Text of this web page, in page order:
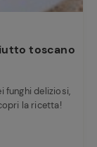
toscano
funghi deliziosi,
la ricetta!